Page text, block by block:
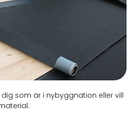
som är i nybyggnation eller vill